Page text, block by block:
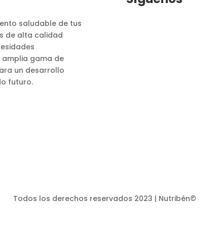
saludable de tus
de alta calidad
amplia gama de
un desarrollo
futuro.
Todos los derechos reservados 2023 | Nutribén©